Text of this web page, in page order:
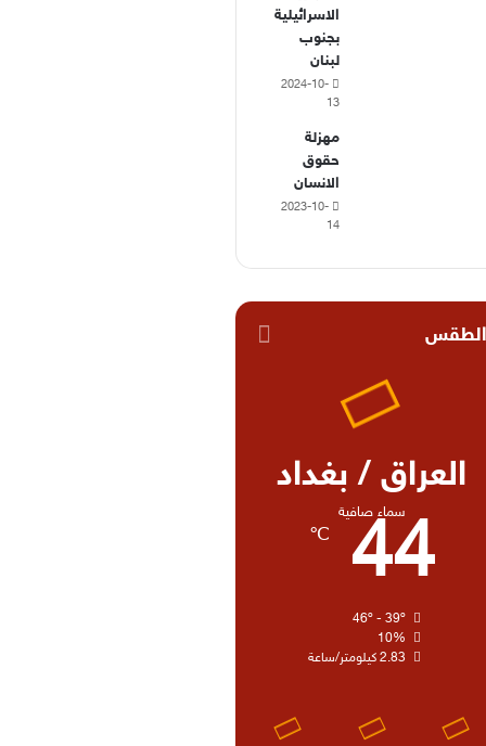
الاسرائيلية
بجنوب
لبنان
2024-10-
13
مهزلة
حقوق
الانسان
2023-10-
14
الطقس
العراق / بغداد
سماء صافية
44
℃
46º - 39º
10%
2.83 كيلومتر/ساعة